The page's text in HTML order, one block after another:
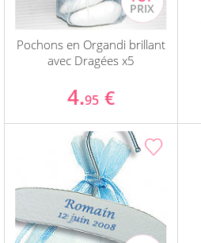
Pochons en Organdi brillant
avec Dragées x5
4.95 €